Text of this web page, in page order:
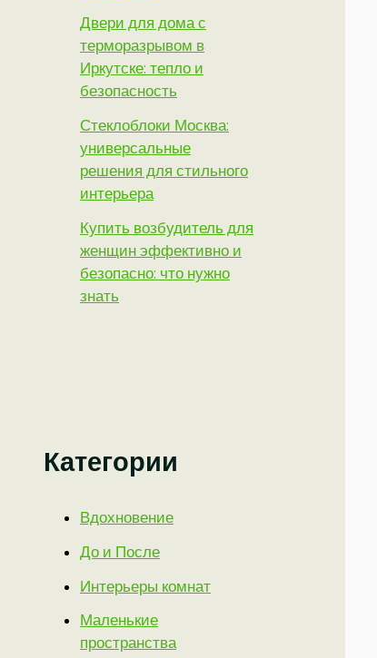
Двери для дома с
терморазрывом в
Иркутске: тепло и
безопасность
Стеклоблоки Москва:
универсальные
решения для стильного
интерьера
Купить возбудитель для
женщин эффективно и
безопасно: что нужно
знать
Категории
Вдохновение
До и После
Интерьеры комнат
Маленькие
пространства